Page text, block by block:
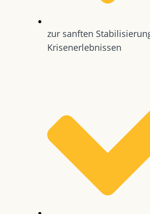
zur sanften
Krisenerlebnissen